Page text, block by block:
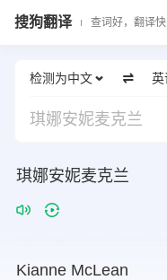
搜狗翻译 查词好，翻译快
检测为中文 英
琪娜安妮麦克兰
琪娜安妮麦克兰
Kianne McLean